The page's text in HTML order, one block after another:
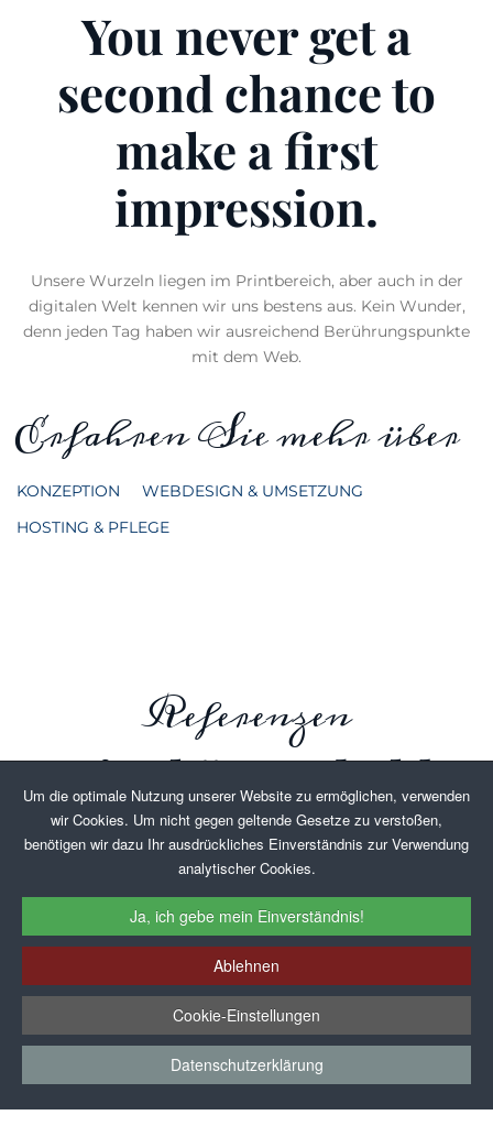
Um die optimale Nutzung unserer Website zu ermöglichen, verwenden
wir Cookies. Um nicht gegen geltende Gesetze zu verstoßen,
benötigen wir dazu Ihr ausdrückliches Einverständnis zur Verwendung
analytischer Cookies.
Ja, ich gebe mein Einverständnis!
Ablehnen
Cookie-Einstellungen
Datenschutzerklärung
You never get a
second chance to
make a first
impression.
Unsere Wurzeln liegen im Printbereich, aber auch in der
digitalen Welt kennen wir uns bestens aus. Kein Wunder,
denn jeden Tag haben wir ausreichend Berührungspunkte
mit dem Web.
Erfahren Sie mehr über
KONZEPTION
WEBDESIGN & UMSETZUNG
HOSTING & PFLEGE
Referenzen
Hier könnte bald
Ihre Webseite stehen
Sie benötigen eine Webseite?
Ihre bisherige Homepage könnte einen neuen Anstrich
gebrauchen?
Wir erstellen für Sie einen passgenauen Webauftritt, der
Ihren Anforderungen und Wünschen entspricht. Und
vielleicht stehen Sie bald auch auf unserer Referenzliste.